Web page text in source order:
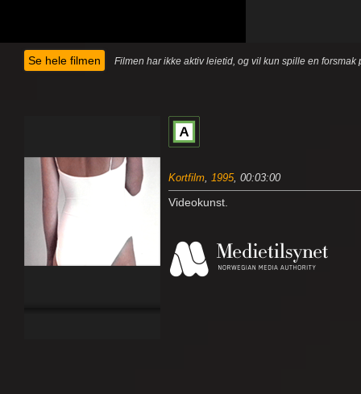
Se hele filmen Filmen har ikke aktiv leietid, og vil kun spille en forsmak
Kortfilm, 1995, 00:03:00
Videokunst.